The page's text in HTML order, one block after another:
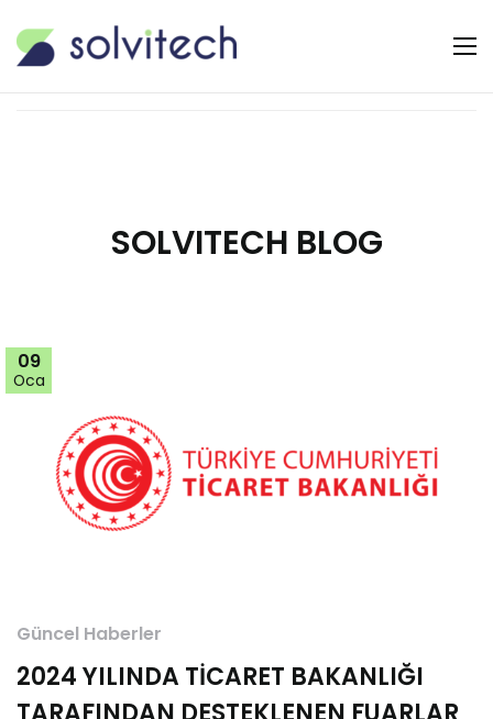
SOLVITECH BLOG
09
Oca
Güncel Haberler
2024 YILINDA TİCARET BAKANLIĞI